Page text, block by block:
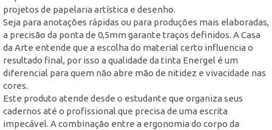
projetos de papelaria artística e desenho.
Seja para anotações rápidas ou para produções mais elaboradas,
a precisão da ponta de 0,5mm garante traços definidos. A Casa
da Arte entende que a escolha do material certo influencia o
resultado final, por isso a qualidade da tinta Energel é um
diferencial para quem não abre mão de nitidez e vivacidade nas
cores.
Este produto atende desde o estudante que organiza seus
cadernos até o profissional que precisa de uma escrita
impecável. A combinação entre a ergonomia do corpo da